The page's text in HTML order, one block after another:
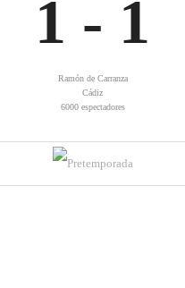
1 - 1
Ramón de Carranza
Cádiz
6000 espectadores